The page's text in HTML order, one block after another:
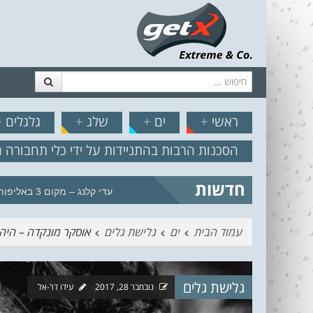
חיפוש
// תפריט
דלג לתוכן
ראשי + ים + שלג + גלגלים
הסכנות הרבות בהתניידות על ידי כלי
חדשות עדי קלנג – מקום 3 באליפות העולם
עמוד הבית ים גלישת גלים אוסקר מונקדה –
גלישת גלים נובמבר 28, 2017 עידו דר-אל